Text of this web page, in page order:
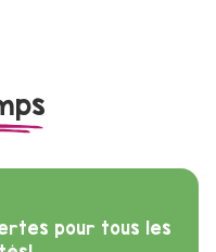
pour tous les